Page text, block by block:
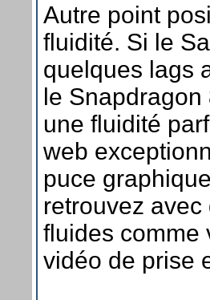
Autre point
fluidité. Si le
quelques lags
le
une fluidité
web
puce
retrouvez
fluides comme
vidéo de prise